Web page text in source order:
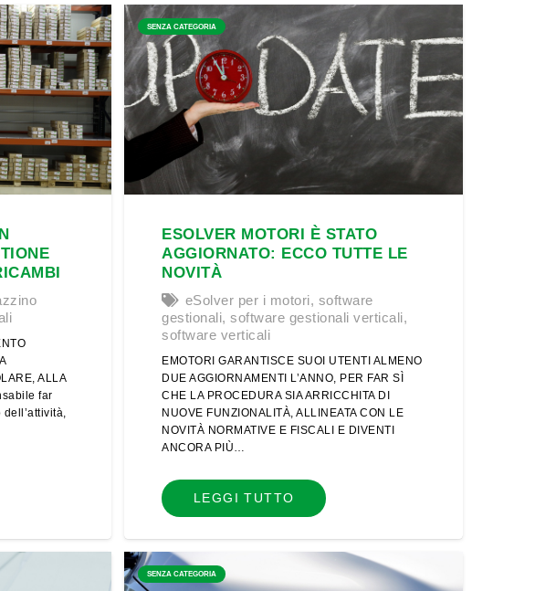
ALLA
far
SENZA CATEGORIA
ESOLVER MOTORI È STATO
AGGIORNATO: ECCO TUTTE LE
NOVITÀ
eSolver per i motori, software
gestionali,software gestionali verticali,
software verticali
EMOTORI GARANTISCE SUOI UTENTI ALMENO
DUE AGGIORNAMENTI L’ANNO, PER FAR SÌ
CHE LA PROCEDURA SIA ARRICCHITA DI
NUOVE FUNZIONALITÀ, ALLINEATA CON LE
NOVITÀ NORMATIVE E FISCALI E DIVENTI
ANCORA PIÙ…
LEGGI TUTTO
SENZA CATEGORIA